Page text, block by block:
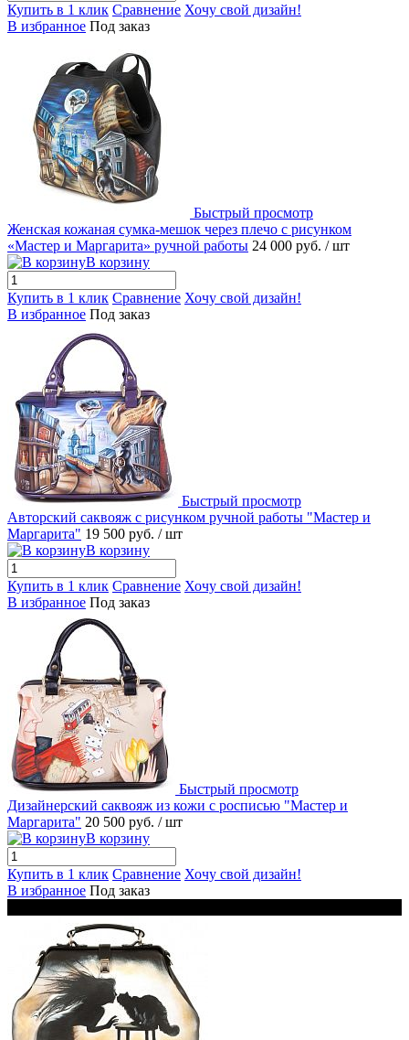
Купить в 1 клик Сравнение Хочу свой дизайн!
В избранное Под заказ
Быстрый просмотр
Женская кожаная сумка-мешок через плечо с рисунком
«Мастер и Маргарита» ручной работы 24 000 руб. / шт
В корзину
Купить в 1 клик Сравнение Хочу свой дизайн!
В избранное Под заказ
Быстрый просмотр
Авторский саквояж с рисунком ручной работы "Мастер и
Маргарита" 19 500 руб. / шт
В корзину
Купить в 1 клик Сравнение Хочу свой дизайн!
В избранное Под заказ
Быстрый просмотр
Дизайнерский саквояж из кожи с росписью "Мастер и
Маргарита" 20 500 руб. / шт
В корзину
Купить в 1 клик Сравнение Хочу свой дизайн!
В избранное Под заказ